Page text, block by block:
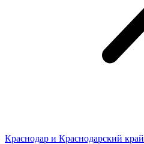
Краснодар и Краснодарский край